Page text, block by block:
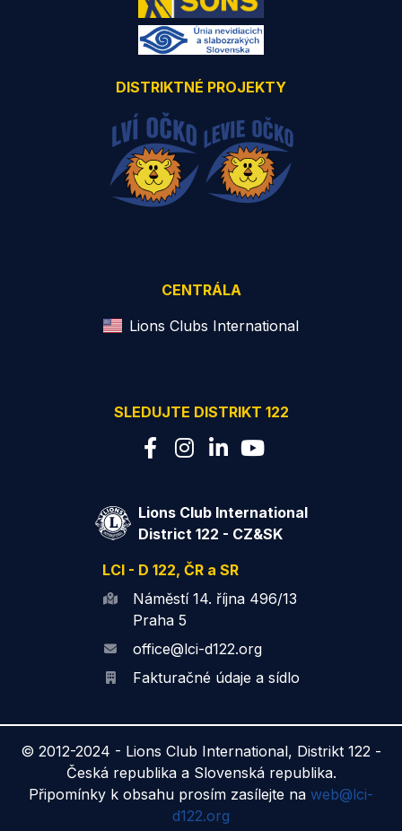
DISTRIKTNÉ PROJEKTY
CENTRÁLA
Lions Clubs International
SLEDUJTE DISTRIKT 122
Lions Club International
District 122 - CZ&SK
LCI - D 122, ČR a SR
Náměstí 14. října 496/13
Praha 5
office@lci-d122.org
Fakturačné údaje a sídlo
© 2012-2024 - Lions Club International, Distrikt 122 -
Česká republika a Slovenská republika.
Připomínky k obsahu prosím zasílejte na web@lci-
d122.org